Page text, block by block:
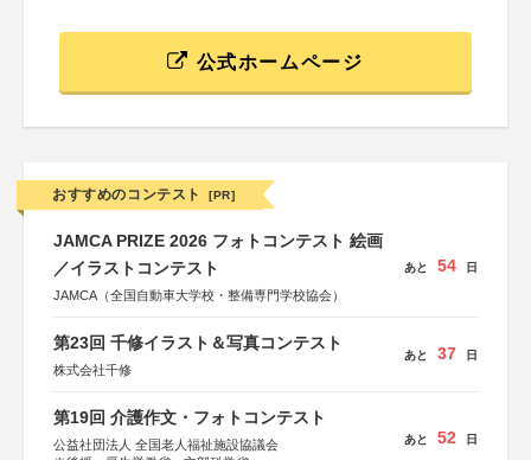
公式ホームページ
おすすめのコンテスト [PR]
JAMCA PRIZE 2026 フォトコンテスト 絵画
／イラストコンテスト
JAMCA（全国自動車大学校・整備専門学校協会）
あと 54 日
第23回 千修イラスト＆写真コンテスト
株式会社千修
あと 37 日
第19回 介護作文・フォトコンテスト
公益社団法人 全国老人福祉施設協議会
あと 52 日